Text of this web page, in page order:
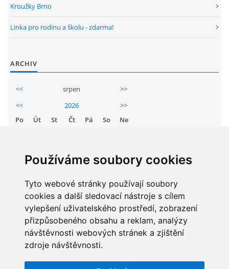
Používáme soubory cookies
Tyto webové stránky používají soubory
cookies a další sledovací nástroje s cílem
vylepšení uživatelského prostředí, zobrazení
přizpůsobeného obsahu a reklam, analýzy
návštěvnosti webových stránek a zjištění
zdroje návštěvnosti.
NEPOTŘEBNÝ MAJETEK
NAUČNÁ STEZKA ZBRASLAV
Kroužky Brno
Linka pro rodinu a školu - zdarma!
ARCHIV
<< srpen
>>
<<
2026
>>
Po
Út St Čt Pá So
Ne
11 12 13 14 15
16
18 19 20 21 22
23
25 26 27 28 29
30
STATISTIKY